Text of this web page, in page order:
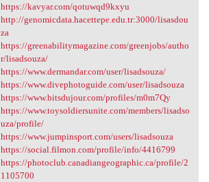
https://kavyar.com/qotuwqd9kxyu
http://genomicdata.hacettepe.edu.tr:3000/lisasdou
za
https://greenabilitymagazine.com/greenjobs/autho
r/lisadsouza/
https://www.dermandar.com/user/lisadsouza/
https://www.divephotoguide.com/user/lisadsouza
https://www.bitsdujour.com/profiles/m0m7Qy
https://www.toysoldiersunite.com/members/lisadso
uza/profile/
https://www.jumpinsport.com/users/lisadsouza
https://social.filmon.com/profile/info/4416799
https://photoclub.canadiangeographic.ca/profile/2
1105700